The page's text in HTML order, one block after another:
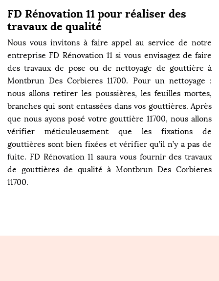
FD Rénovation 11 pour réaliser des
travaux de qualité
Nous vous invitons à faire appel au service de notre
entreprise FD Rénovation 11 si vous envisagez de faire
des travaux de pose ou de nettoyage de gouttière à
Montbrun Des Corbieres 11700. Pour un nettoyage :
nous allons retirer les poussières, les feuilles mortes,
branches qui sont entassées dans vos gouttières. Après
que nous ayons posé votre gouttière 11700, nous allons
vérifier méticuleusement que les fixations de
gouttières sont bien fixées et vérifier qu’il n’y a pas de
fuite. FD Rénovation 11 saura vous fournir des travaux
de gouttières de qualité à Montbrun Des Corbieres
11700.